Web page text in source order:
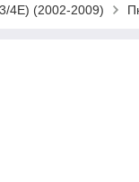
4E) (2002-2009)